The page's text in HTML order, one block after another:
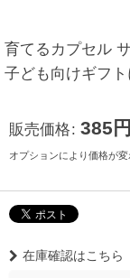
育てるカプセル
子ども向けギフト
販売価格: 385 円
オプションにより価格が変
在庫確認はこちら